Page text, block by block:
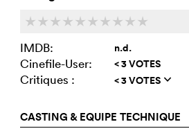
c c c c c c c c c c
IMDB:
n.d.
Cinefile-User: < 3 VOTES
Critiques : < 3 VOTES q
CASTING & EQUIPE TECHNIQUE